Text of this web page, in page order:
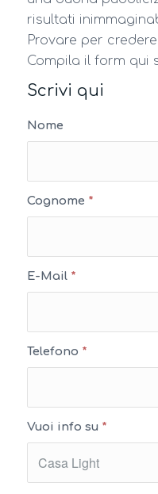
risultati
Provare per
Compila il form qui
Scrivi qui
Nome
Cognome *
E-Mail *
Telefono *
Vuoi info su *